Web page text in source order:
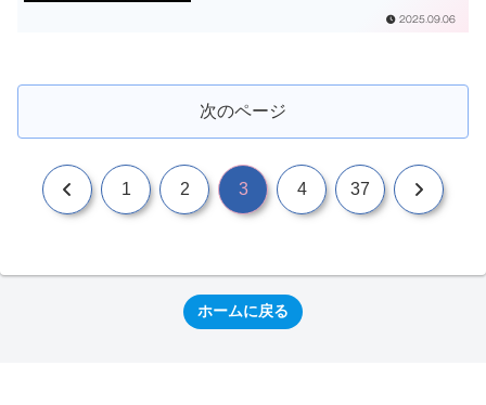
2025.09.06
次のページ
前 1 2 3 4 37 次
ホームに戻る